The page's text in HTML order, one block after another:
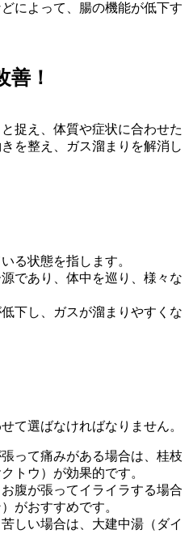
によって、腸の機能が低下す
善！
捉え、体質や症状に合わせた
を整え、ガス溜まりを解消し
る状態を指します。
であり、体中を巡り、様々な
下し、ガスが溜まりやすくな
て選ばなければなりません。
って痛みがある場合は、桂枝
トウ）が効果的です。
腹が張ってイライラする場合
がおすすめです。
しい場合は、大建中湯（ダイ